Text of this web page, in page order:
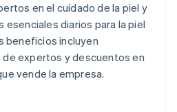
en el cuidado de la piel y
esenciales diarios para la piel
beneficios incluyen
expertos y descuentos en
vende la empresa.